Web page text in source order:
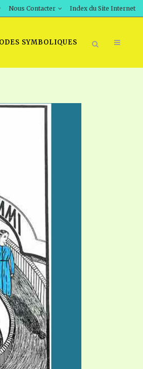
Nous Contacter Index du Site Internet
SYMBOLIQUES